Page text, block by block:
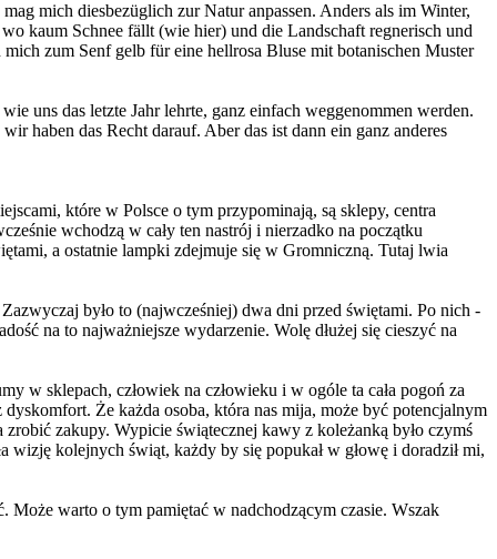
mich diesbezüglich zur Natur anpassen. Anders als im Winter,
kaum Schnee fällt (wie hier) und die Landschaft regnerisch und
zum Senf gelb für eine hellrosa Bluse mit botanischen Muster
uns das letzte Jahr lehrte, ganz einfach weggenommen werden.
haben das Recht darauf. Aber das ist dann ein ganz anderes
które w Polsce o tym przypominają, są sklepy, centra
wchodzą w cały ten nastrój i nierzadko na początku
a ostatnie lampki zdejmuje się w Gromniczną. Tutaj lwia
było to (najwcześniej) dwa dni przed świętami. Po nich -
na to najważniejsze wydarzenie. Wolę dłużej się cieszyć na
w sklepach, człowiek na człowieku i w ogóle ta cała pogoń za
Że każda osoba, która nas mija, może być potencjalnym
zakupy. Wypicie świątecznej kawy z koleżanką było czymś
kolejnych świąt, każdy by się popukał w głowę i doradził mi,
warto o tym pamiętać w nadchodzącym czasie. Wszak